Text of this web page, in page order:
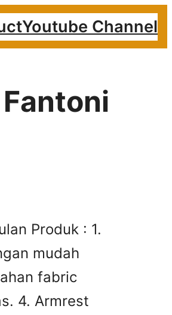
Youtube Channel
Produk : 1.
mudah
fabric
4. Armrest